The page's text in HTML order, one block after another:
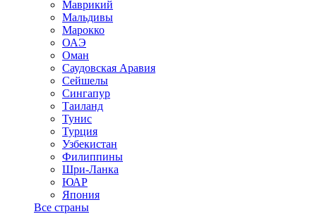
Маврикий
Мальдивы
Марокко
ОАЭ
Оман
Саудовская Аравия
Сейшелы
Сингапур
Таиланд
Тунис
Турция
Узбекистан
Филиппины
Шри-Ланка
ЮАР
Япония
Все страны